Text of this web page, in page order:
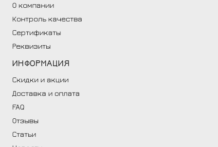
О компании
Контроль качества
Сертификаты
Реквизиты
ИНФОРМАЦИЯ
Скидки и акции
Доставка и оплата
FAQ
Отзывы
Статьи